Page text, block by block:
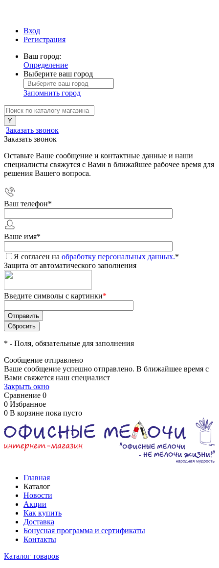
Вход
Регистрация
Ваш город:
Определение
Выберите ваш город
Запомнить город
Заказать звонок
Заказать звонок
Оставьте Ваше сообщение и контактные данные и наши
специалисты свяжутся с Вами в ближайшее рабочее время для
решения Вашего вопроса.
Ваш телефон*
Ваше имя*
Я согласен на обработку персональных данных.*
Защита от автоматического заполнения
Введите символы с картинки*
* - Поля, обязательные для заполнения
Сообщение отправлено
Ваше сообщение успешно отправлено. В ближайшее время с
Вами свяжется наш специалист
Закрыть окно
Сравнение 0
0 Избранное
0 В корзине пока пусто
Главная
Каталог
Новости
Акции
Как купить
Доставка
Бонусная программа и сертификаты
Контакты
Каталог товаров